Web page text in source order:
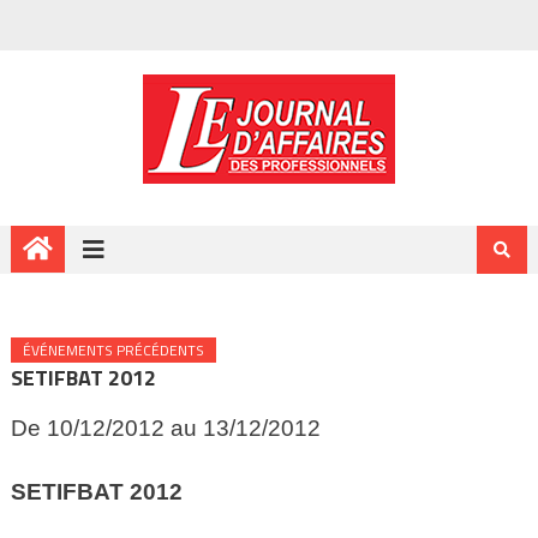
ÉVÉNEMENTS PRÉCÉDENTS
SETIFBAT 2012
De 10/12/2012 au 13/12/2012
SETIFBAT 2012